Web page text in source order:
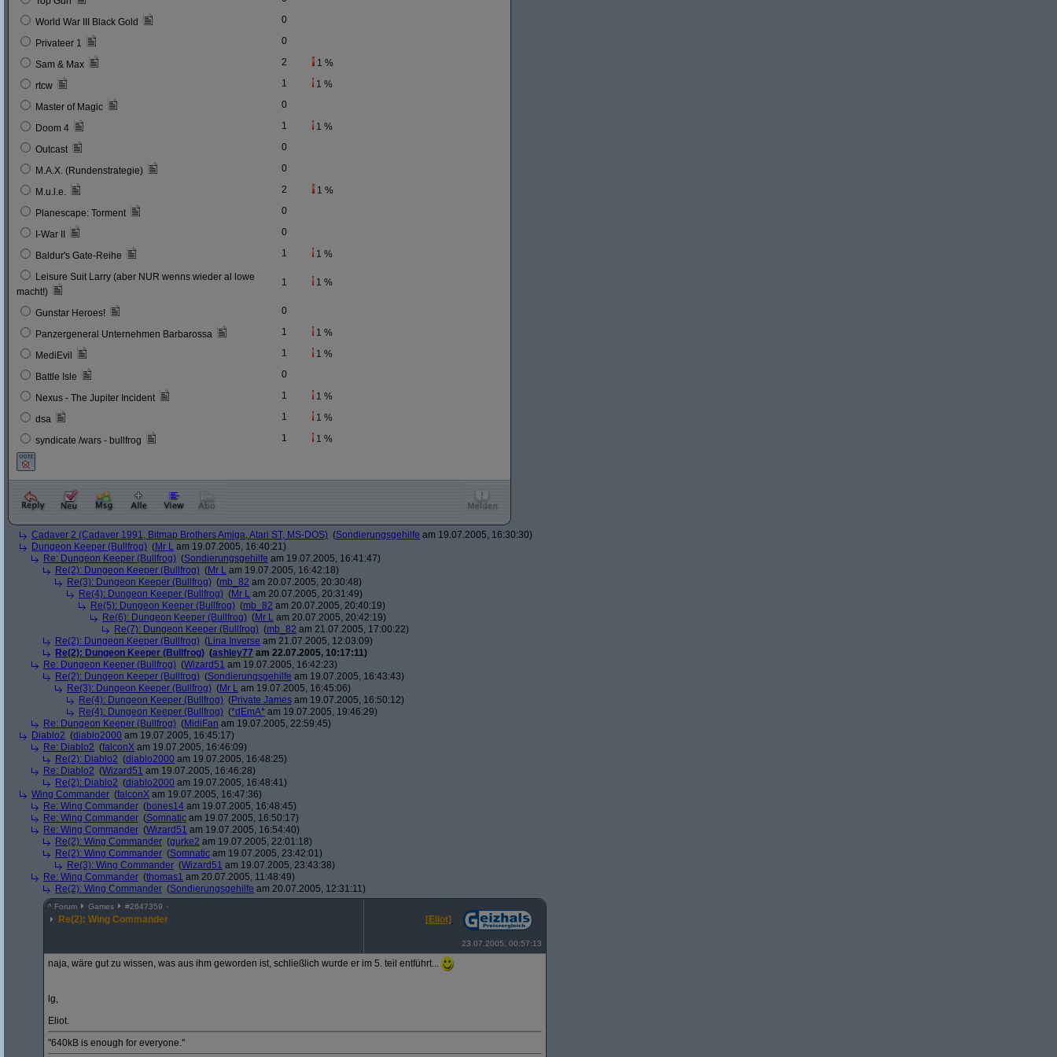
World War III Black Gold 0
Privateer 1 0
Sam & Max 2 1 %
rtcw 1 1 %
Master of Magic 0
Doom 4 1 1 %
Outcast 0
M.A.X. (Rundenstrategie) 0
M.u.l.e. 2 1 %
Planescape: Torment 0
I-War II 0
Baldur's Gate-Reihe 1 1 %
Leisure Suit Larry (aber NUR wenns wieder al lowe
macht!)
1 1 %
Gunstar Heroes! 0
Panzergeneral Unternehmen Barbarossa 1 1 %
MediEvil 1 1 %
Battle Isle 0
Nexus - The Jupiter Incident 1 1 %
dsa 1 1 %
syndicate /wars - bullfrog 1 1 %
Cadaver 2 (Cadaver 1991, Bitmap Brothers Amiga, Atari ST, MS-DOS) (Sondierungsgehilfe am 19.07.2005, 16:30:30)
Dungeon Keeper (Bullfrog) (Mr L am 19.07.2005, 16:40:21)
Re: Dungeon Keeper (Bullfrog) (Sondierungsgehilfe am 19.07.2005, 16:41:47)
Re(2): Dungeon Keeper (Bullfrog) (Mr L am 19.07.2005, 16:42:18)
Re(3): Dungeon Keeper (Bullfrog) (mb_82 am 20.07.2005, 20:30:48)
Re(4): Dungeon Keeper (Bullfrog) (Mr L am 20.07.2005, 20:31:49)
Re(5): Dungeon Keeper (Bullfrog) (mb_82 am 20.07.2005, 20:40:19)
Re(6): Dungeon Keeper (Bullfrog) (Mr L am 20.07.2005, 20:42:19)
Re(7): Dungeon Keeper (Bullfrog) (mb_82 am 21.07.2005, 17:00:22)
Re(2): Dungeon Keeper (Bullfrog) (Lina Inverse am 21.07.2005, 12:03:09)
Re(2): Dungeon Keeper (Bullfrog) (ashley77 am 22.07.2005, 10:17:11)
Re: Dungeon Keeper (Bullfrog) (Wizard51 am 19.07.2005, 16:42:23)
Re(2): Dungeon Keeper (Bullfrog) (Sondierungsgehilfe am 19.07.2005, 16:43:43)
Re(3): Dungeon Keeper (Bullfrog) (Mr L am 19.07.2005, 16:45:06)
Re(4): Dungeon Keeper (Bullfrog) (Private James am 19.07.2005, 16:50:12)
Re(4): Dungeon Keeper (Bullfrog) (*dEmA* am 19.07.2005, 19:46:29)
Re: Dungeon Keeper (Bullfrog) (MidiFan am 19.07.2005, 22:59:45)
Diablo2 (diablo2000 am 19.07.2005, 16:45:17)
Re: Diablo2 (falconX am 19.07.2005, 16:46:09)
Re(2): Diablo2 (diablo2000 am 19.07.2005, 16:48:25)
Re: Diablo2 (Wizard51 am 19.07.2005, 16:46:28)
Re(2): Diablo2 (diablo2000 am 19.07.2005, 16:48:41)
Wing Commander (falconX am 19.07.2005, 16:47:36)
Re: Wing Commander (bones14 am 19.07.2005, 16:48:45)
Re: Wing Commander (Somnatic am 19.07.2005, 16:50:17)
Re: Wing Commander (Wizard51 am 19.07.2005, 16:54:40)
Re(2): Wing Commander (gurke2 am 19.07.2005, 22:01:18)
Re(2): Wing Commander (Somnatic am 19.07.2005, 23:42:01)
Re(3): Wing Commander (Wizard51 am 19.07.2005, 23:43:38)
Re: Wing Commander (thomas1 am 20.07.2005, 11:48:49)
Re(2): Wing Commander (Sondierungsgehilfe am 20.07.2005, 12:31:11)
^ Forum Games #2647359
Re(2): Wing Commander [Eliot]
23.07.2005, 00:57:13
naja, wäre gut zu wissen, was aus ihm geworden ist, schließlich wurde er im 5. teil entführt...
lg,
Eliot.
"640kB is enough for everyone."